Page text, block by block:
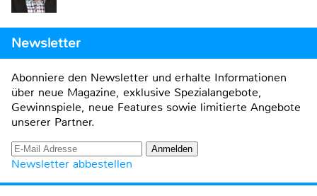
Newsletter
Abonniere den Newsletter und erhalte Informationen
über neue Magazine, exklusive Spezialangebote,
Gewinnspiele, neue Features sowie limitierte Angebote
unserer Partner.
Newsletter abbestellen